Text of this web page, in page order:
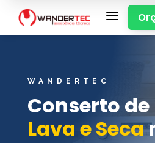
a
WANDERTEC
Conserto de
Lava e Seca